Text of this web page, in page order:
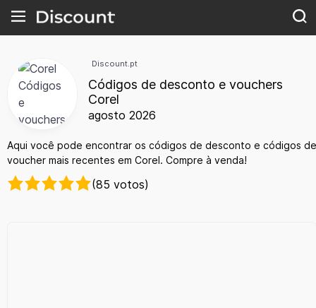
Discount.pt
Códigos de desconto e vouchers
Corel
agosto 2026
Aqui você pode encontrar os códigos de desconto e códigos de
voucher mais recentes em Corel. Compre à venda!
(85 votos)